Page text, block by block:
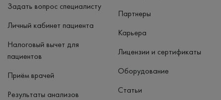
Задать вопрос специалисту
Личный кабинет пациента
Налоговый вычет для
пациентов
Приём врачей
Результаты анализов
Партнеры
Карьера
Лицензии и сертификаты
Оборудование
Статьи